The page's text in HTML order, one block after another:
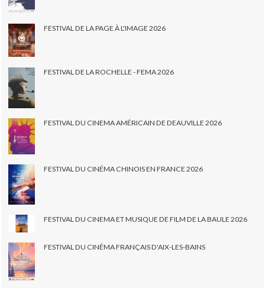
FESTIVAL DE LA PAGE À L'IMAGE 2026
FESTIVAL DE LA ROCHELLE - FEMA 2026
FESTIVAL DU CINEMA AMÉRICAIN DE DEAUVILLE 2026
FESTIVAL DU CINÉMA CHINOIS EN FRANCE 2026
FESTIVAL DU CINEMA ET MUSIQUE DE FILM DE LA BAULE 2026
FESTIVAL DU CINÉMA FRANÇAIS D'AIX-LES-BAINS